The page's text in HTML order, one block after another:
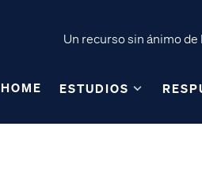
Un recurso sin ánimo
HOME ESTUDIOS